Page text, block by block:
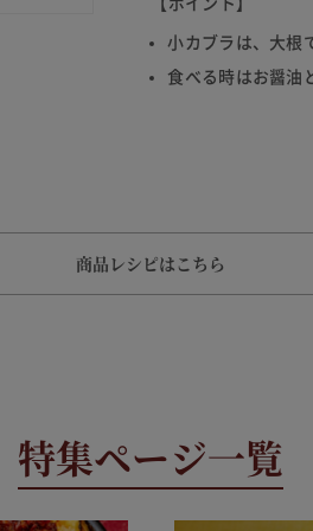
【ポイント】
小カブラは、大根
食べる時はお醤油
商品レシピはこちら
特集ページ一覧